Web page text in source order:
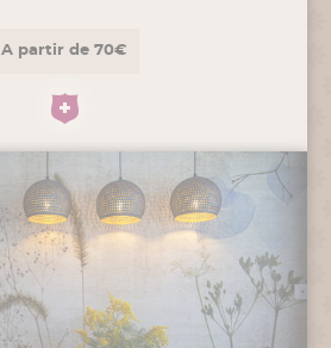
A partir de 70€